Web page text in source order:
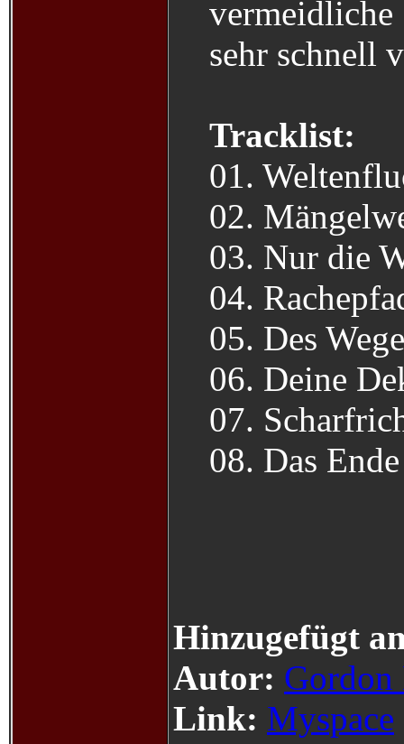
sehr schnell
Tracklist:
01.
02.
03. Nur die
04.
05. Des
06. Deine
07.
08. Das Ende
Hinzugefügt
Autor: Gordon
Link: Myspace